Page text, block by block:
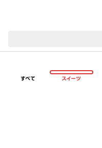
すべて スイーツ